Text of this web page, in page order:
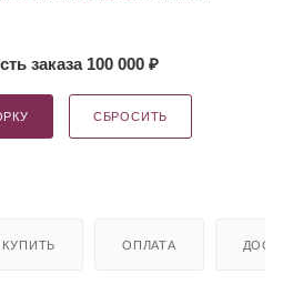
заказа 100 000 ₽
СБРОСИТЬ
КУПИТЬ ОПЛАТА